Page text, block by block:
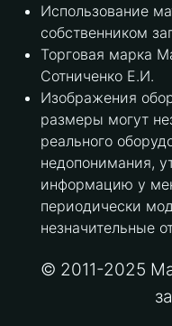
Использование
собственником
Торговая марка
Сотниченко Е.И.
Изображения
размеры могут
реального
недопонимания,
информацию у
периодически
незначительные
© 2011-2025